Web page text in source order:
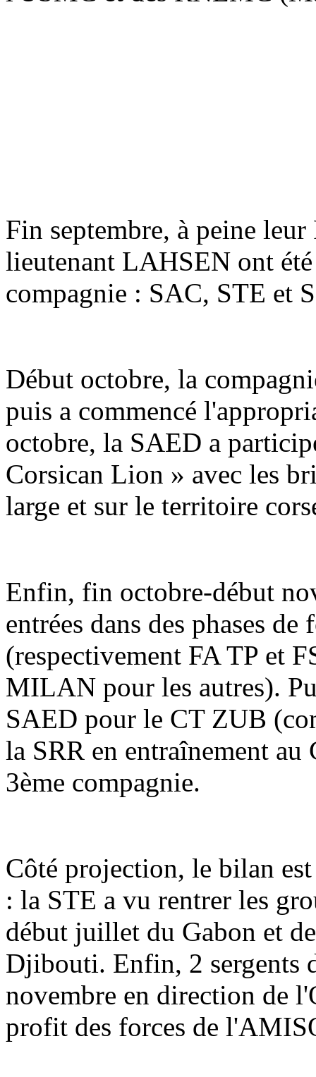
Fin septembre, à peine
lieutenant LAHSEN ont
compagnie : SAC, STE et
Début octobre, la
puis a commencé
octobre, la SAED a
Corsican Lion » avec les
large et sur le territoire
Enfin, fin octobre-début
entrées dans des phases
(respectivement FA TP et
MILAN pour les autres).
SAED pour le CT ZUB
la SRR en entraînement
3ème compagnie.
Côté projection, le bilan
: la STE a vu rentrer les
début juillet du Gabon et
Djibouti. Enfin, 2 sergents
novembre en direction de
profit des forces de